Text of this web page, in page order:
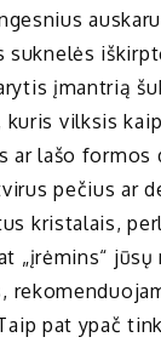
suknelės
įmantrią
kuris vilksis
lašo formos
pečius ar
kristalais,
„įrėmins“
pat ypač